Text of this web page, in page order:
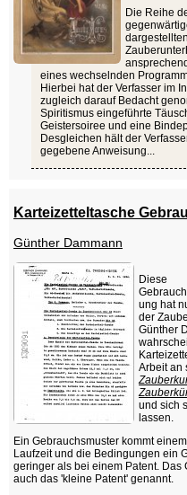
Die Reihe
dargestellten
eines wechselnden
Hierbei hat der Verfasser im
zugleich darauf Bedacht
Spiritismus eingeführte
Geistersoiree und eine
Desgleichen hält der
gegebene Anweisung...
Karteizetteltasche
Günther Dammann
Diese
ung hat
der
Günther
Arbeit an
und sich
lassen.
Ein Gebrauchsmuster kommt
Laufzeit und die Bedingungen ein
geringer als bei einem Patent. Das
auch das 'kleine Patent' genannt.